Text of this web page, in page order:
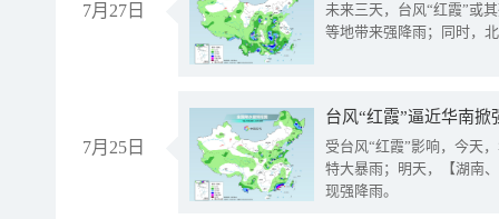
7月27日
未来三天，台风“红霞”或
等地带来强降雨；同时，
7月25日
台风“红霞”逼近华南
受台风“红霞”影响，今天
特大暴雨；明天，【湖南
现强降雨。